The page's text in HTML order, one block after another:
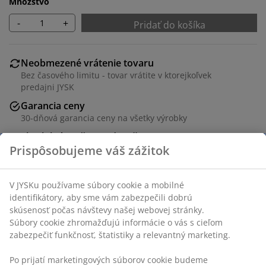
- + Pridať do košíka
Neobmezené vrátenie tovaru
Bez časového limitu - tovar vrátite v ktorejkoľvek
predajni JYSK
Garancia ceny
30-dňová garancia ceny na všetky výrobky
Flexibilné možnosti doručenia
Rýchle a jednoduché doručenie podľa vášho výberu
Dekoračná dyha. Š70 x V197 x H29 cm
SKU: 3640339